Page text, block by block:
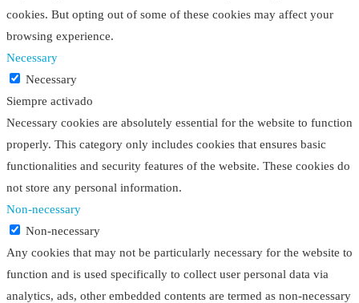
cookies. But opting out of some of these cookies may affect your
browsing experience.
Necessary
Necessary
Siempre activado
Necessary cookies are absolutely essential for the website to function
properly. This category only includes cookies that ensures basic
functionalities and security features of the website. These cookies do
not store any personal information.
Non-necessary
Non-necessary
Any cookies that may not be particularly necessary for the website to
function and is used specifically to collect user personal data via
analytics, ads, other embedded contents are termed as non-necessary